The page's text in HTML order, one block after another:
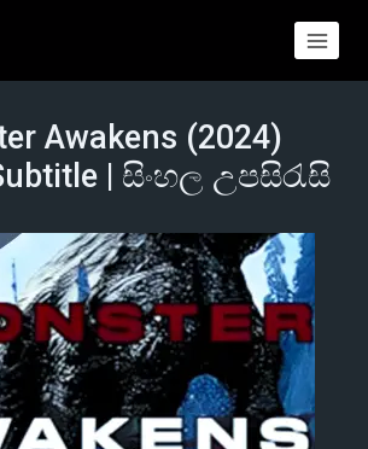
Awakens (2024)
| සිංහල උපසිරැසි